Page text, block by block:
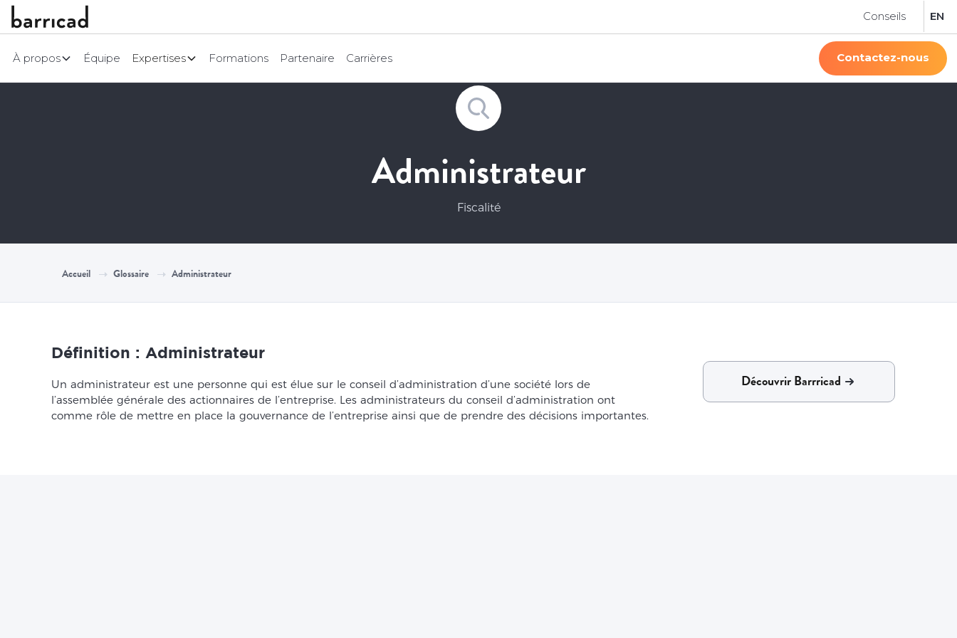
Conseils EN
À propos Équipe Expertises Formations Partenaire Carrières Contactez-nous
Administrateur
Fiscalité
Accueil Glossaire Administrateur
Définition : Administrateur
Un administrateur est une personne qui est élue sur le conseil d’administration d’une société lors de
l’assemblée générale des actionnaires de l’entreprise. Les administrateurs du conseil d’administration ont
comme rôle de mettre en place la gouvernance de l’entreprise ainsi que de prendre des décisions importantes.
Découvrir Barrricad